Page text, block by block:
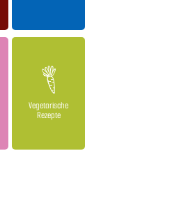
Vegetarische
Rezepte